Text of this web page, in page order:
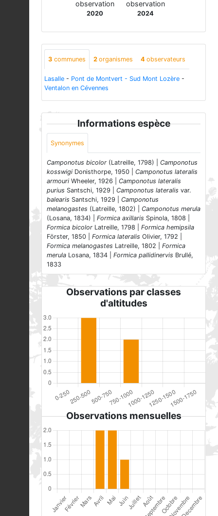
observation
2020
observation
2024
3 communes 2 organismes 4 observateurs
Lasalle - Pont de Montvert - Sud Mont Lozère -
Ventalon en Cévennes
Informations espèce
Synonymes
Camponotus bicolor (Latreille, 1798) | Camponotus
kosswigi Donisthorpe, 1950 | Camponotus lateralis
armouri Wheeler, 1926 | Camponotus lateralis
purius Santschi, 1929 | Camponotus lateralis var.
balearis Santschi, 1929 | Camponotus
melanogastes (Latreille, 1802) | Camponotus merula
(Losana, 1834) | Formica axillaris Spinola, 1808 |
Formica bicolor Latreille, 1798 | Formica hemipsila
Förster, 1850 | Formica lateralis Olivier, 1792 |
Formica melanogastes Latreille, 1802 | Formica
merula Losana, 1834 | Formica pallidinervis Brullé,
1833
Observations par classes
d'altitudes
Observations mensuelles